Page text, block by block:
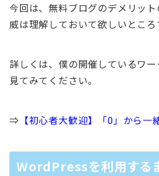
今回は、無料ブログのデメリッ
威は理解しておいて欲しいところ
詳しくは、僕の開催しているワ
見てみてください。
⇒ 【初心者大歓迎】「0」から
WordPressを利用する